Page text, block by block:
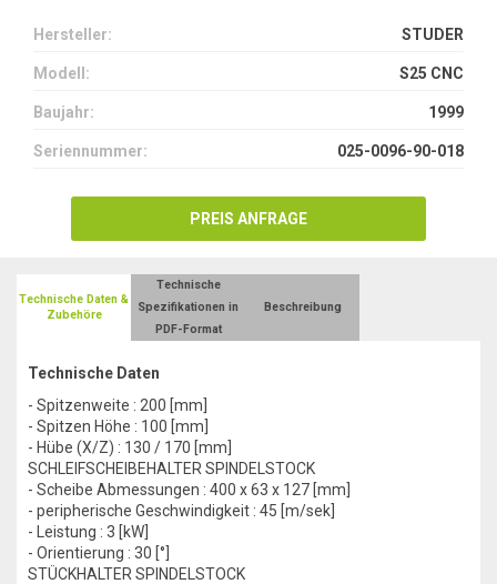
Hersteller: STUDER
Modell: S25 CNC
Baujahr: 1999
Seriennummer: 025-0096-90-018
PREIS ANFRAGE
Technische Daten &
Zubehöre
Technische Daten
- Spitzenweite : 200 [mm]
- Spitzen Höhe : 100 [mm]
- Hübe (X/Z) : 130 / 170 [mm]
SCHLEIFSCHEIBEHALTER SPINDELSTOCK
- Scheibe Abmessungen : 400 x 63 x 127 [mm]
- peripherische Geschwindigkeit : 45 [m/sek]
- Leistung : 3 [kW]
- Orientierung : 30 [°]
STÜCKHALTER SPINDELSTOCK
Technische
Spezifikationen in
PDF-Format
Beschreibung